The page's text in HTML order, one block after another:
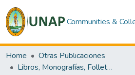
Communities &
Home
Otras Publicaciones
Libros, Monografías, Folletos, etc.